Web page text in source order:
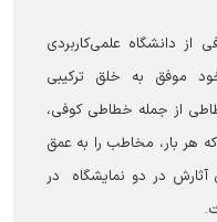
دانشگاه علمی‌کاربردی
موفق به خلق ترکیبی
از جمله خطاطی کوفی،
هر بار، مخاطب را به عمق
آثارش در دو نمایشگاه در